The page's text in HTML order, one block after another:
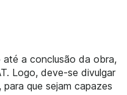
até a conclusão da obra,
Logo, deve-se divulgar
que sejam capazes